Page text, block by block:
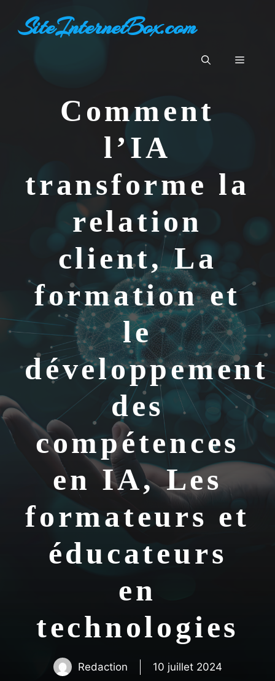
contenuSiteInternetBox.com
Menu
Comment
l’IA
transforme la
relation
client, La
formation et
le
développement
des
compétences
en IA, Les
formateurs et
éducateurs
en
technologies
Redaction 10 juillet 2024